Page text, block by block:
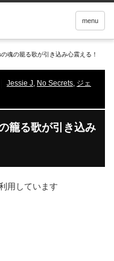
menu
魂の籠る歌が引き込み心震える！
Jessie J, No Secrets, ジェ
籠る歌が引き込み
用しています